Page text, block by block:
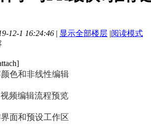
12-1 16:24:46 | 显示全部楼层 |阅读模式
色和非线性编辑
视频编辑流程预览
面和预设工作区